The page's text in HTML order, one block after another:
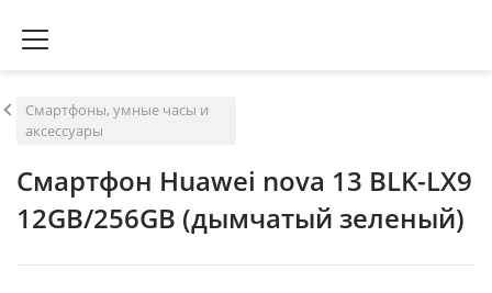
Смартфоны, умные часы и
аксессуары
Смартфон Huawei nova 13 BLK-LX9
12GB/256GB (дымчатый зеленый)